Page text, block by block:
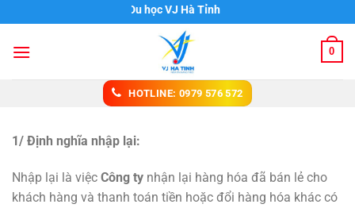
đến
nội
Du học VJ Hà Tỉnh
0
HOTLINE: 0979 576 572
1/ Định nghĩa nhập lại:
Nhập lại là việc Công ty nhận lại hàng hóa đã bán lẻ cho
khách hàng và thanh toán tiền hoặc đổi hàng hóa khác có